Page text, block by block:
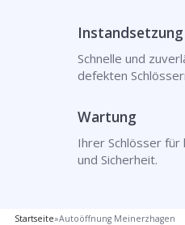
Instandsetzung
Schnelle und
defekten
Wartung
Ihrer Schlösser für
und Sicherheit.
Startseite»Autoöffnung Meinerzhagen